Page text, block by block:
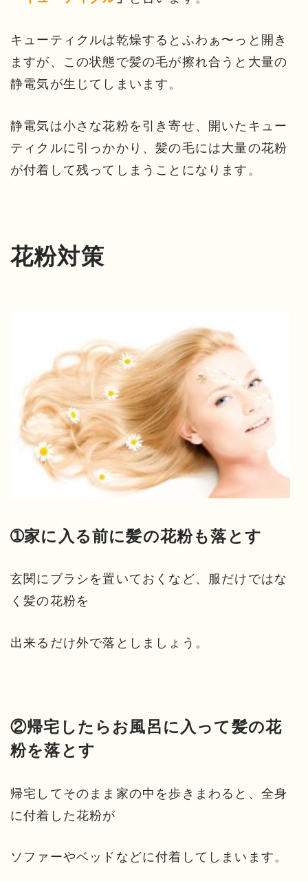
キューティクルは乾燥するとふわぁ〜っと開き
ますが、この状態で髪の毛が擦れ合うと大量の
静電気が生じてしまいます。
静電気は小さな花粉を引き寄せ、開いたキュー
ティクルに引っかかり、髪の毛には大量の花粉
が付着して残ってしまうことになります。
花粉対策
➀家に入る前に髪の花粉も落とす
玄関にブラシを置いておくなど、服だけではな
く髪の花粉を
出来るだけ外で落としましょう。
②帰宅したらお風呂に入って髪の花
粉を落とす
帰宅してそのまま家の中を歩きまわると、全身
に付着した花粉が
ソファーやベッドなどに付着してしまいます。